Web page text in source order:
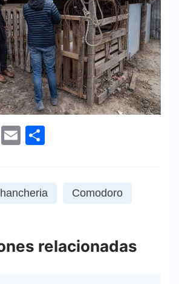
X Email
Comodoro
relacionadas